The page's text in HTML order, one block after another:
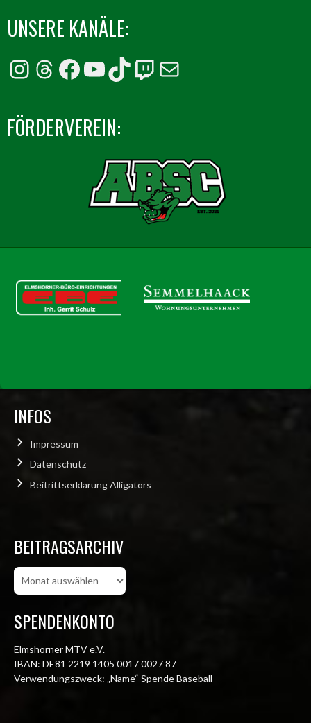
UNSERE KANÄLE:
Instagram
Threads
Facebook
YouTube
TikTok
Twitch
E-Mail
FÖRDERVEREIN:
INFOS
Impressum
Datenschutz
Beitrittserklärung Alligators
BEITRAGSARCHIV
Beitragsarchiv
SPENDENKONTO
Elmshorner MTV e.V.
IBAN: DE81 2219 1405 0017 0027 87
Verwendungszweck: „Name“ Spende Baseball